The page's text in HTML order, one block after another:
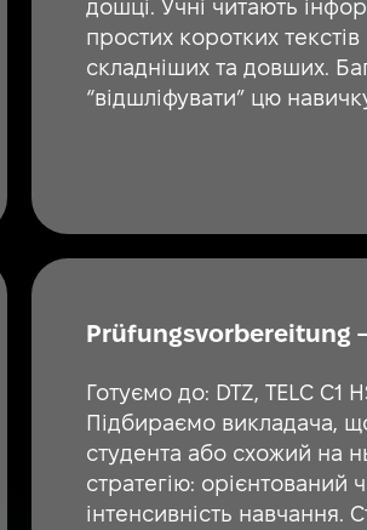
дошці. Учні читають
простих коротких
складніших та довших.
“відшліфувати” цю
Prüfungsvorbereitung –
Готуємо до: DTZ, TELC C1
Підбираємо викладача,
студента або схожий на
стратегію: орієнтований
інтенсивність